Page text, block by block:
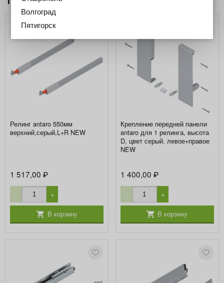
Релинг antaro 550мм
верхний,серый,L+R NEW
1 517,00₽
− +
В корзину
Крепление передней панели
antaro для 1 релинга, высота
D, цвет серый. левое+правое
NEW
1 400,00 ₽
− +
В корзину
Волгоград
Пятигорск